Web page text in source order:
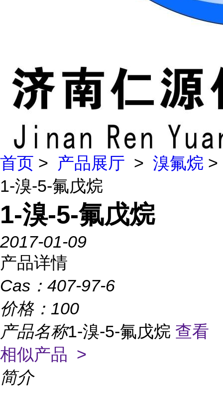
首页 > 产品展厅 > 溴氟烷 >
1-溴-5-氟戊烷
1-溴-5-氟戊烷
2017-01-09
产品详情
Cas： 407-97-6
价格： 100
产品名称1-溴-5-氟戊烷 查看
相似产品 >
简介